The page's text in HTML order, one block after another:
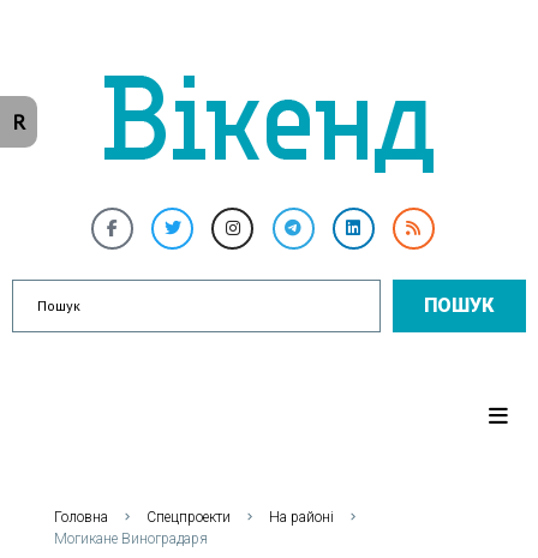
ПОШУК
Головна Спецпроекти
На районі
Могикане Виноградаря
R